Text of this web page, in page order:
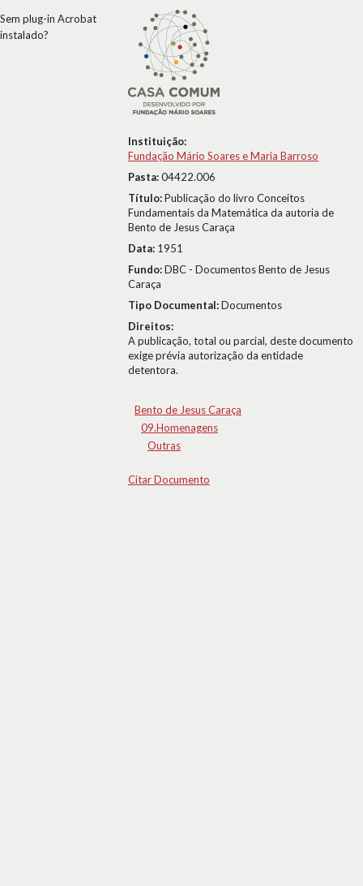
Instituição:
Fundação Mário Soares e Maria Barroso
Pasta:04422.006
Título:Publicação do livro Conceitos
Fundamentais da Matemática da autoria de
Bento de Jesus Caraça
Data: 1951
Fundo:DBC - Documentos Bento de Jesus
Caraça
Tipo Documental:Documentos
Direitos:
A publicação, total ou parcial, deste documento
exige prévia autorização da entidade
detentora.
Bento de Jesus Caraça
09.Homenagens
Outras
Citar Documento
Sem plug-in Acrobat
instalado?